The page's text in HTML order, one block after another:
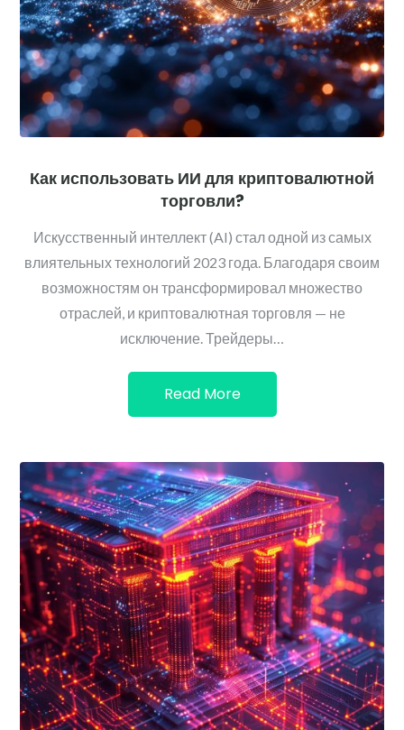
Как использовать ИИ для криптовалютной
торговли?
Искусственный интеллект (AI) стал одной из самых
влиятельных технологий 2023 года. Благодаря своим
возможностям он трансформировал множество
отраслей, и криптовалютная торговля — не
исключение. Трейдеры…
Read More